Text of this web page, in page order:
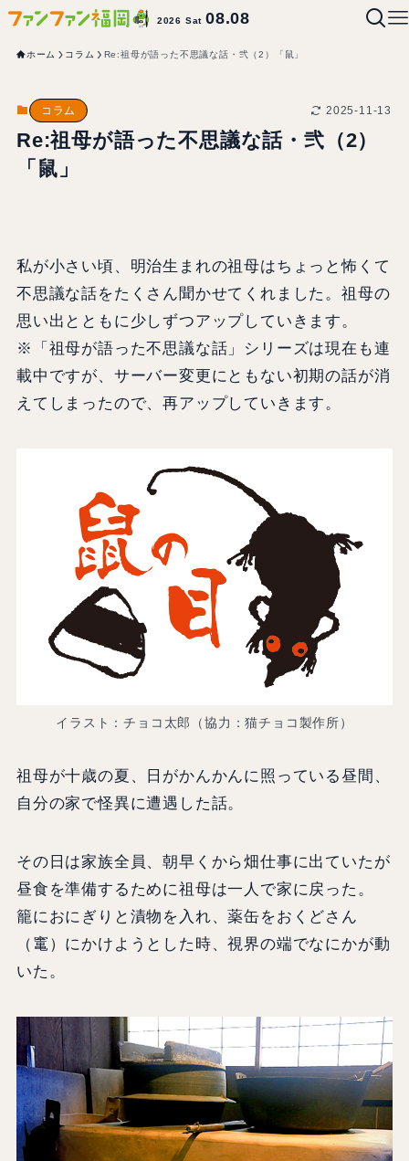
2026 Sat08.08
ホーム コラム Re:祖母が語った不思議な話・弐（2）「鼠」
コラム 2025-11-13
Re:祖母が語った不思議な話・弐（2）
「鼠」
私が小さい頃、明治生まれの祖母はちょっと怖くて
不思議な話をたくさん聞かせてくれました。祖母の
思い出とともに少しずつアップしていきます。
※「祖母が語った不思議な話」シリーズは現在も連
載中ですが、サーバー変更にともない初期の話が消
えてしまったので、再アップしていきます。
イラスト：チョコ太郎（協力：猫チョコ製作所）
祖母が十歳の夏、日がかんかんに照っている昼間、
自分の家で怪異に遭遇した話。
その日は家族全員、朝早くから畑仕事に出ていたが
昼食を準備するために祖母は一人で家に戻った。
籠におにぎりと漬物を入れ、薬缶をおくどさん
（竃）にかけようとした時、視界の端でなにかが動
いた。